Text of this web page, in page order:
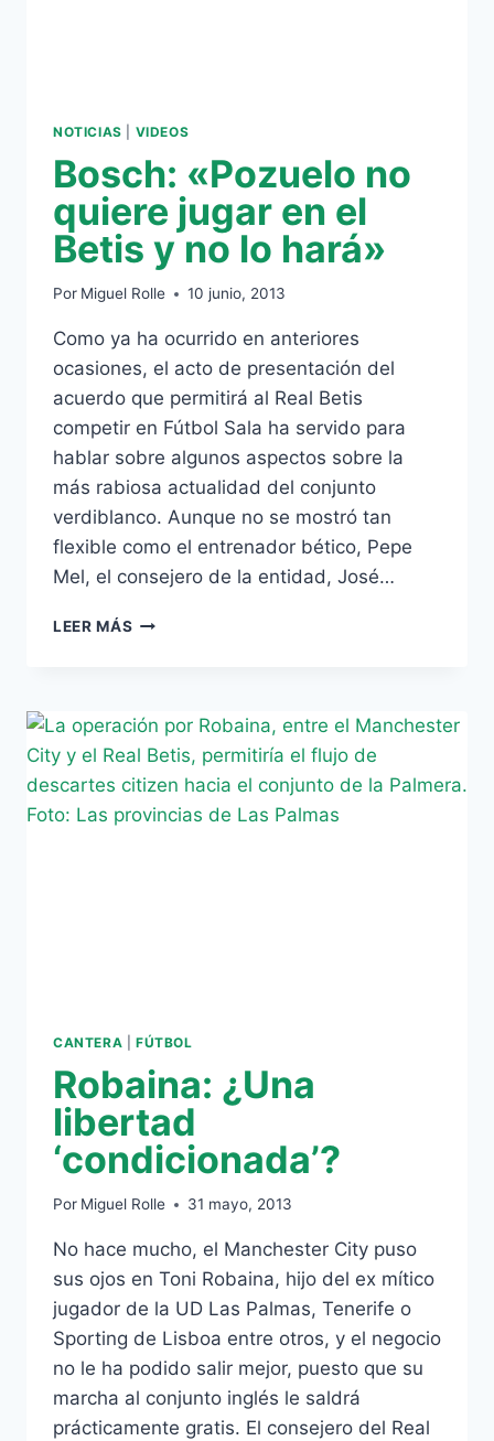
NOTICIAS VIDEOS
Bosch: «Pozuelo no
quiere jugar en el
Betis y no lo hará»
Por Miguel Rolle 10 junio, 2013
Como ya ha ocurrido en anteriores
ocasiones, el acto de presentación del
acuerdo que permitirá al Real Betis
competir en Fútbol Sala ha servido para
hablar sobre algunos aspectos sobre la
más rabiosa actualidad del conjunto
verdiblanco. Aunque no se mostró tan
flexible como el entrenador bético, Pepe
Mel, el consejero de la entidad, José…
LEER MÁS BOSCH:
JUGAR
EN
EL
BETIS
CANTERA FÚTBOL
Robaina: ¿Una
libertad
‘condicionada’?
Por Miguel Rolle 31 mayo, 2013
No hace mucho, el Manchester City puso
sus ojos en Toni Robaina, hijo del ex mítico
jugador de la UD Las Palmas, Tenerife o
Sporting de Lisboa entre otros, y el negocio
no le ha podido salir mejor, puesto que su
marcha al conjunto inglés le saldrá
prácticamente gratis. El consejero del Real